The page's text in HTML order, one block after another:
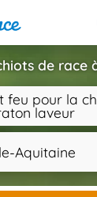
de race
feu pour la
laveur
Aquitaine